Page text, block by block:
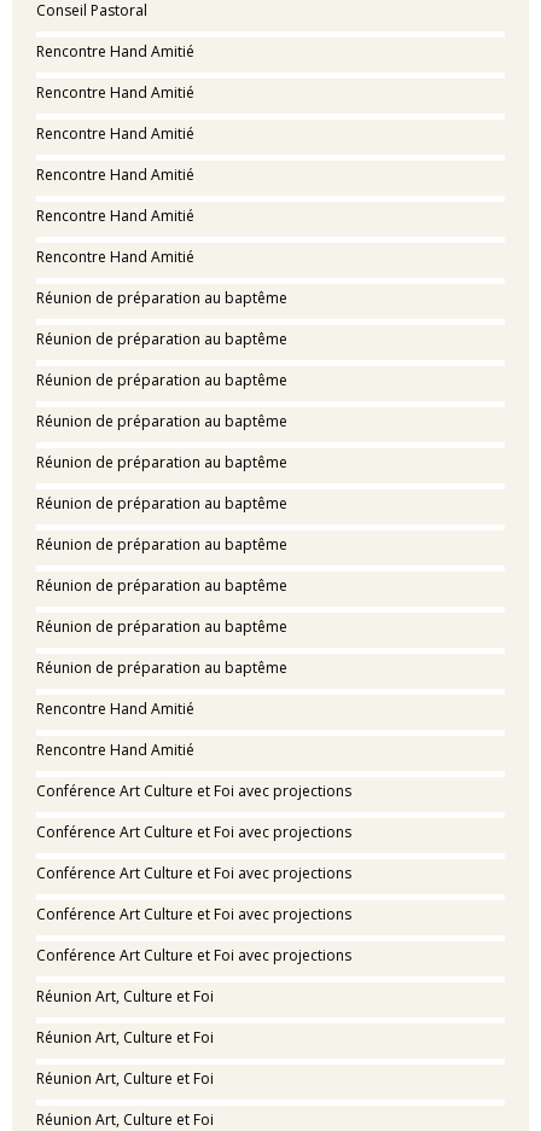
Conseil Pastoral
Rencontre Hand Amitié
Rencontre Hand Amitié
Rencontre Hand Amitié
Rencontre Hand Amitié
Rencontre Hand Amitié
Rencontre Hand Amitié
Réunion de préparation au baptême
Réunion de préparation au baptême
Réunion de préparation au baptême
Réunion de préparation au baptême
Réunion de préparation au baptême
Réunion de préparation au baptême
Réunion de préparation au baptême
Réunion de préparation au baptême
Réunion de préparation au baptême
Réunion de préparation au baptême
Rencontre Hand Amitié
Rencontre Hand Amitié
Conférence Art Culture et Foi avec projections
Conférence Art Culture et Foi avec projections
Conférence Art Culture et Foi avec projections
Conférence Art Culture et Foi avec projections
Conférence Art Culture et Foi avec projections
Réunion Art, Culture et Foi
Réunion Art, Culture et Foi
Réunion Art, Culture et Foi
Réunion Art, Culture et Foi